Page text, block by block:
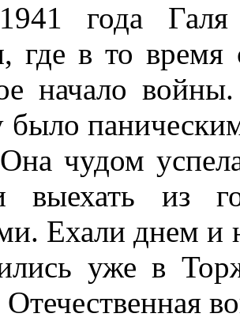
года Галя
где в то время
начало
было
чудом
выехать из
Ехали днем и
уже в